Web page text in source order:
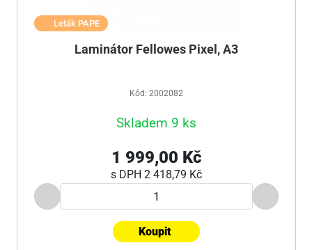
Leták PAPE
Laminátor Fellowes Pixel, A3
Kód: 2002082
Skladem 9 ks
1 999,00 Kč
s DPH 2 418,79 Kč
Koupit